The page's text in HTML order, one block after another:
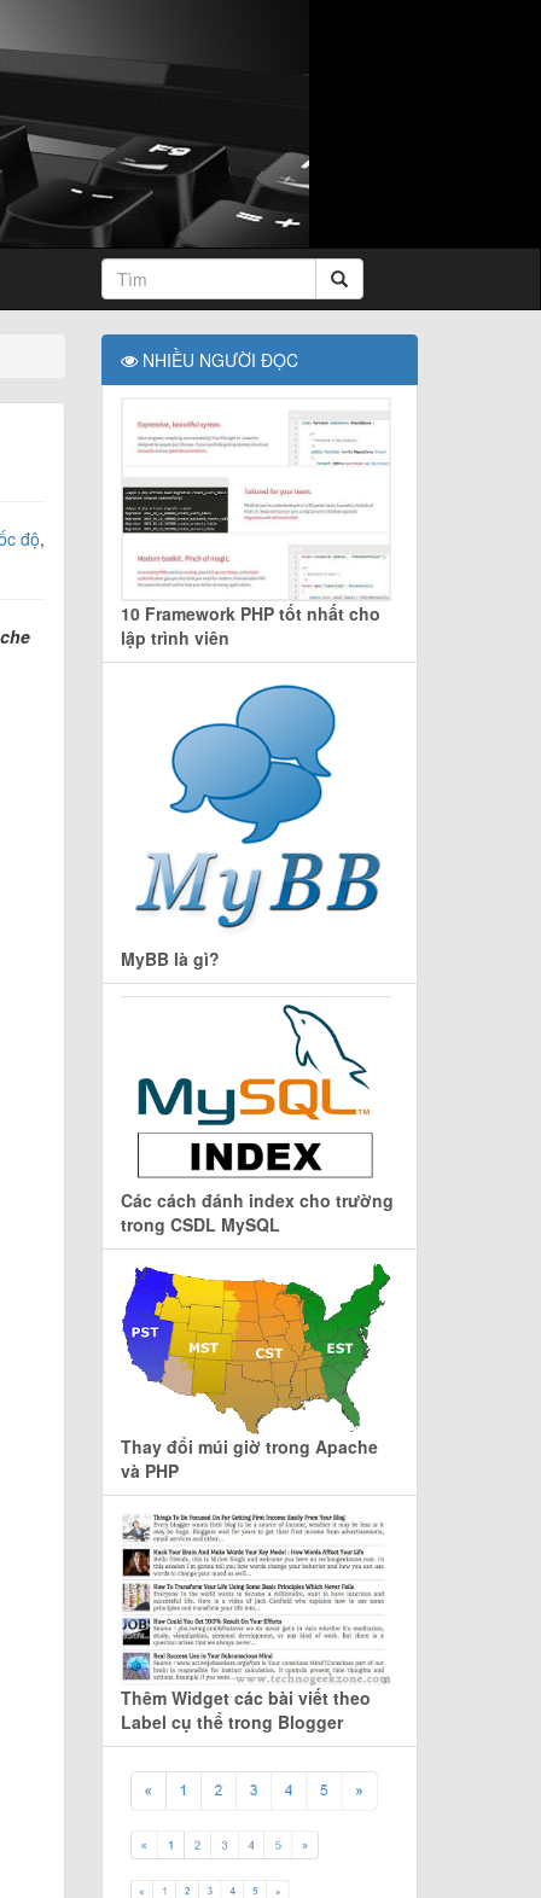
độ,
NHIỀU NGƯỜI ĐỌC
10 Framework PHP tốt nhất cho
lập trình viên
MyBB là gì?
Các cách đánh index cho trường
trong CSDL MySQL
Thay đổi múi giờ trong Apache
và PHP
Thêm Widget các bài viết theo
Label cụ thể trong Blogger